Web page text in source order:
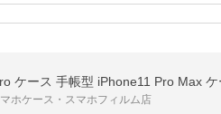
ホケース・スマホフィルム店